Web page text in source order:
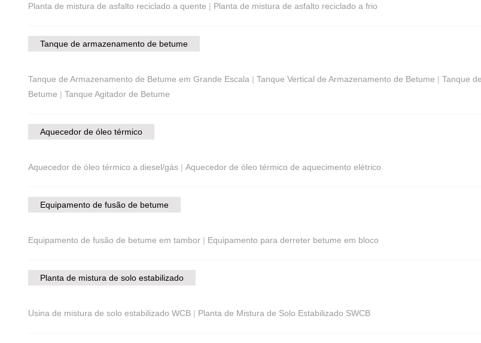
Planta de mistura de asfalto reciclado a quente | Planta de mistura de asfalto reciclado a frio
Tanque de armazenamento de betume
Tanque de Armazenamento de Betume em Grande Escala | Tanque Vertical de Armazenamento de Betume | Tanque
Betume | Tanque Agitador de Betume
Aquecedor de óleo térmico
Aquecedor de óleo térmico a diesel/gás | Aquecedor de óleo térmico de aquecimento elétrico
Equipamento de fusão de betume
Equipamento de fusão de betume em tambor | Equipamento para derreter betume em bloco
Planta de mistura de solo estabilizado
Usina de mistura de solo estabilizado WCB | Planta de Mistura de Solo Estabilizado SWCB